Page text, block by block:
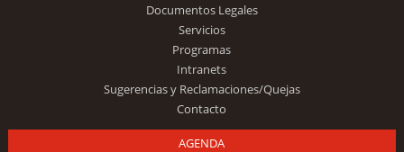
Documentos Legales
Servicios
Programas
Intranets
Sugerencias y Reclamaciones/Quejas
Contacto
AGENDA